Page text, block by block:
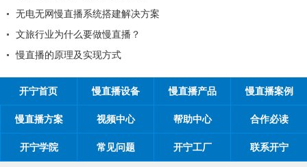
全国反扒大王苑国栋考察深圳开宁日夜全彩监控厂家
为环保出一份力，开宁日夜全彩监控厂家采用产品
开宁监控厂家最新宣传折页电子版正式发布
开宁首页 慢直播设备 慢直播产品 慢直播案例
慢直播方案 视频中心 帮助中心 合作必读
开宁学院 常见问题 开宁工厂 联系开宁